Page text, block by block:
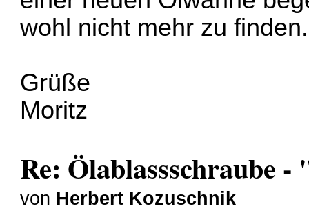
wohl nicht mehr zu
Grüße
Moritz
Re: Ölablassschraube
von Herbert Kozuschnik